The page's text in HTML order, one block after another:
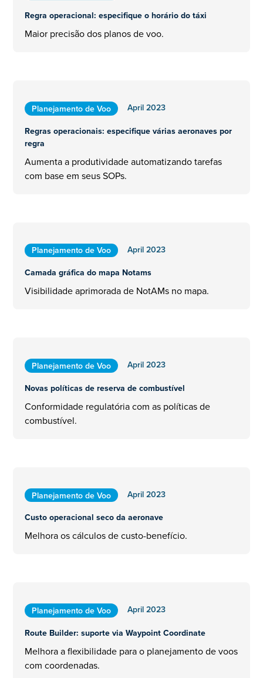
Regra operacional: especifique o horário do táxi
Maior precisão dos planos de voo.
Planejamento de Voo
April 2023
Regras operacionais: especifique várias aeronaves por
regra
Aumenta a produtividade automatizando tarefas
com base em seus SOPs.
Planejamento de Voo
April 2023
Camada gráfica do mapa Notams
Visibilidade aprimorada de NotAMs no mapa.
Planejamento de Voo
April 2023
Novas políticas de reserva de combustível
Conformidade regulatória com as políticas de
combustível.
Planejamento de Voo
April 2023
Custo operacional seco da aeronave
Melhora os cálculos de custo-benefício.
Planejamento de Voo
April 2023
Route Builder: suporte via Waypoint Coordinate
Melhora a flexibilidade para o planejamento de voos
com coordenadas.